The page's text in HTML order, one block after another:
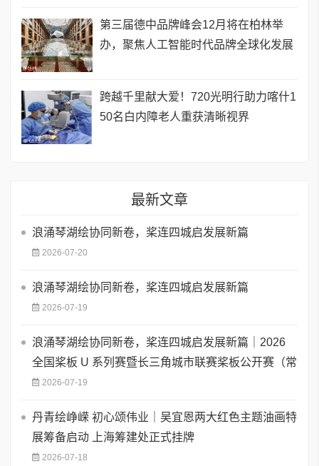
第三届德中品牌峰会12月将在柏林举
办，聚焦人工智能时代品牌全球化发展
跨越千里献大爱！720光明行助力喀什1
50名白内障老人重获清晰视界
最新文章
浪涌琴湖绘协同新卷，桨连四城启发展新篇
2026-07-20
浪涌琴湖绘协同新卷，桨连四城启发展新篇
2026-07-19
浪涌琴湖绘协同新卷，桨连四城启发展新篇｜2026
全国桨板 U 系列赛暨长三角城市联赛桨板公开赛（常
2026-07-19
丹青绘峥嵘 初心颂伟业｜吴宜恩两大红色主题油画特
展筹备启动 上海筹建处正式挂牌
2026-07-18